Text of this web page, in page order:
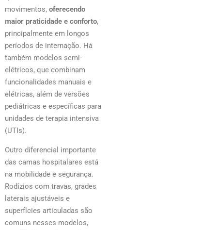
movimentos, oferecendo
maior praticidade e conforto,
principalmente em longos
períodos de internação. Há
também modelos semi-
elétricos, que combinam
funcionalidades manuais e
elétricas, além de versões
pediátricas e específicas para
unidades de terapia intensiva
(UTIs).
Outro diferencial importante
das camas hospitalares está
na mobilidade e segurança.
Rodízios com travas, grades
laterais ajustáveis e
superfícies articuladas são
comuns nesses modelos,